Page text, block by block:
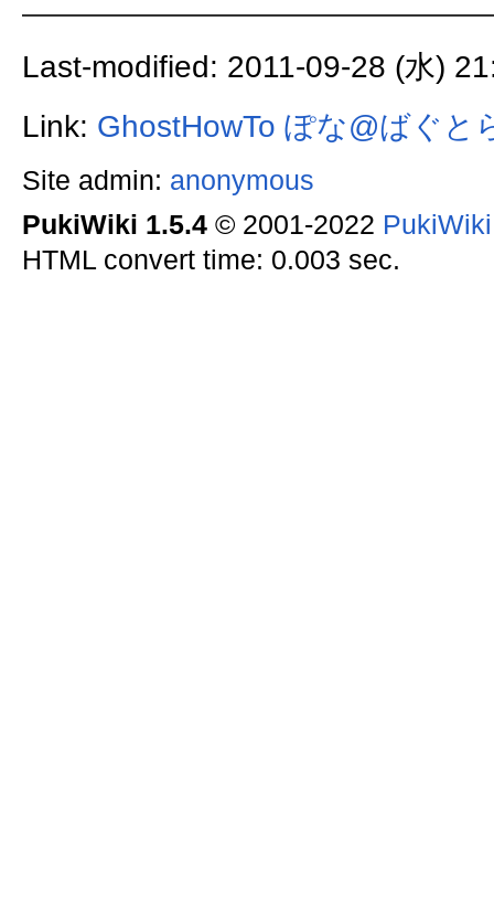
Last-modified: 2011-09-28 (水)
Link: GhostHowTo ぽな@ばぐと
Site admin: anonymous
PukiWiki 1.5.4© 2001-2022
HTML convert time: 0.003 sec.